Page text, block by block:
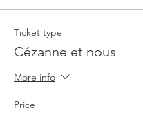
Ticket type
Cézanne et nous
More info
Price